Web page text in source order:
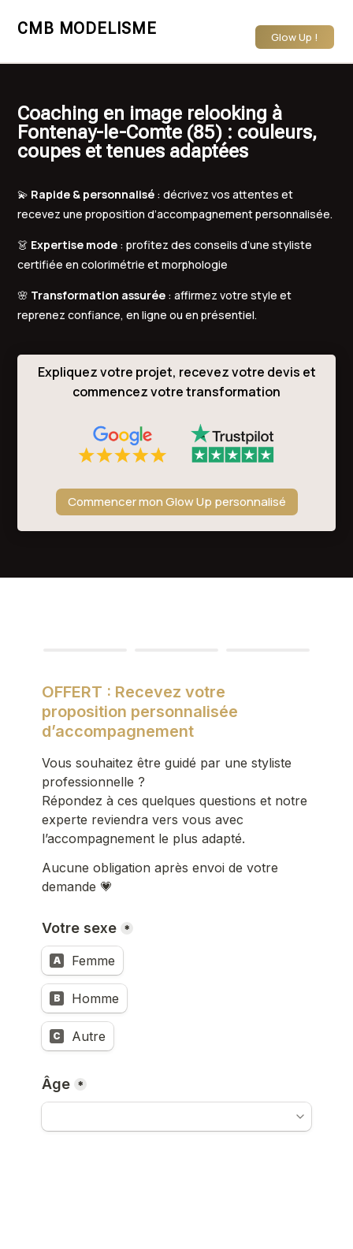
CMB MODELISME Glow Up !
Coaching en image relooking à
Fontenay-le-Comte (85) : couleurs,
coupes et tenues adaptées
💫 Rapide & personnalisé : décrivez vos attentes et
recevez une proposition d’accompagnement personnalisée.
👗 Expertise mode : profitez des conseils d’une styliste
certifiée en colorimétrie et morphologie
🌸 Transformation assurée : affirmez votre style et
reprenez confiance, en ligne ou en présentiel.
Expliquez votre projet, recevez votre devis et
commencez votre transformation
Commencer mon Glow Up personnalisé